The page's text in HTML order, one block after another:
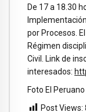
De 17 a 18.30
por Procesos.
Régimen
Civil. Link de
interesados:
Foto El Peruano
Post Views: